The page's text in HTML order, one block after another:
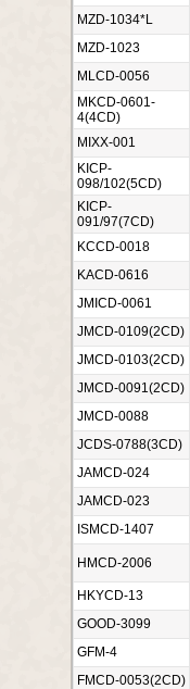
MZD-1034*L
MZD-1023
MLCD-0056
MKCD-0601-
4(4CD)
MIXX-001
KICP-
098/102(5CD)
KICP-
091/97(7CD)
KCCD-0018
KACD-0616
JMICD-0061
JMCD-0109(2CD)
JMCD-0103(2CD)
JMCD-0091(2CD)
JMCD-0088
JCDS-0788(3CD)
JAMCD-024
JAMCD-023
ISMCD-1407
HMCD-2006
HKYCD-13
GOOD-3099
GFM-4
FMCD-0053(2CD)